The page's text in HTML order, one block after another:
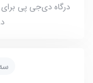
درگاه دی‌جی پی
سه